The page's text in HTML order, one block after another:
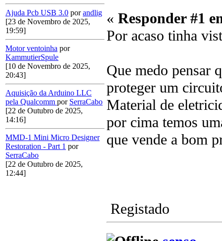
Ajuda Pcb USB 3.0 porandlig
[23 de Novembro de 2025,
19:59]
Motor ventoinha por
KammutierSpule
[10 de Novembro de 2025,
20:43]
Aquisição da Arduino LLC
pela Qualcomm por SerraCabo
[22 de Outubro de 2025,
14:16]
MMD-1 Mini Micro Designer
Restoration - Part 1 por
SerraCabo
[22 de Outubro de 2025,
12:44]
« Responder #1
Por acaso tinha
Que medo pensar
proteger um
Material de
por cima temos
que vende a bom
Registado